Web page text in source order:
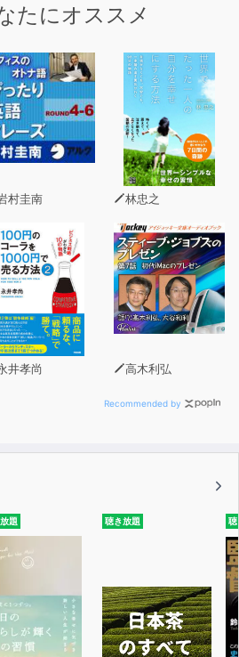
たにオススメ
村圭南 林忠之
井孝尚 高木利弘
Recommended by
題 聴き放題 聴